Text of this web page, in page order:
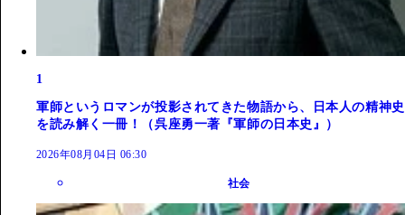
1
軍師というロマンが投影されてきた物語から、日本人の精神史
を読み解く一冊！（呉座勇一著『軍師の日本史』）
2026年08月04日 06:30
社会